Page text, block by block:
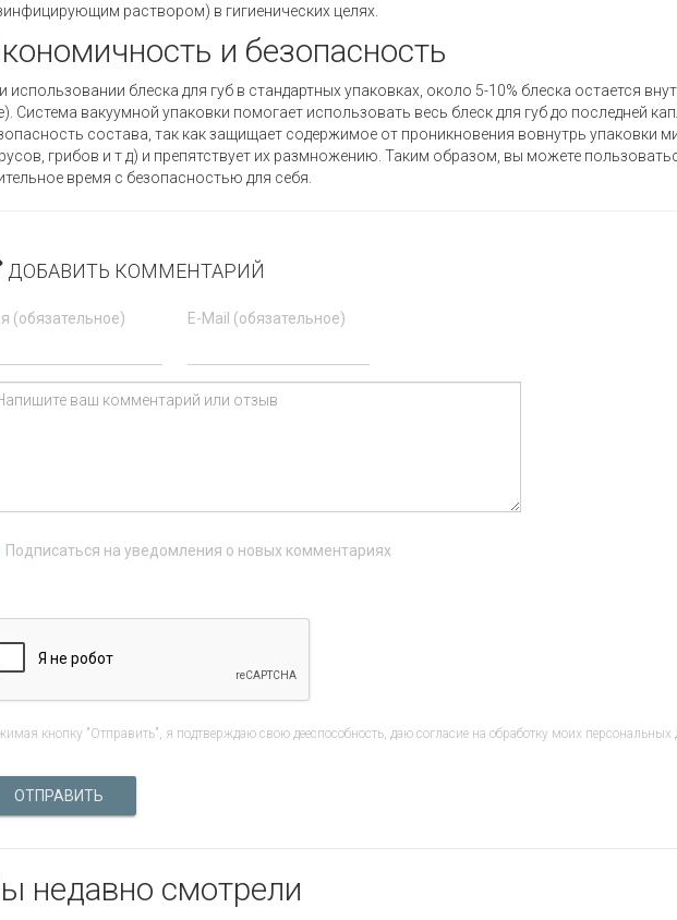
раствором) в гигиенических целях.
и безопасность
использовании блеска для губ в стандартных упаковках, около 5-10% блеска остается
Система вакуумной упаковки помогает использовать весь блеск для губ до последней
состава, так как защищает содержимое от проникновения вовнутрь упаковки
грибов и т д) и препятствует их размножению. Таким образом, вы можете
время с безопасностью для себя.
ДОБАВИТЬ КОММЕНТАРИЙ
(обязательное) E-Mail (обязательное)
Подписаться на уведомления о новых комментариях
кнопку "Отправить", я подтверждаю свою дееспособность, даю согласие на обработку моих персональных
ОТПРАВИТЬ
недавно смотрели